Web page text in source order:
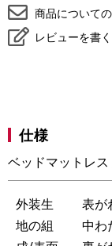
録
商品について
レビューを書く
仕様
ベッドマットレ
外装生
地の組
表が
中わ